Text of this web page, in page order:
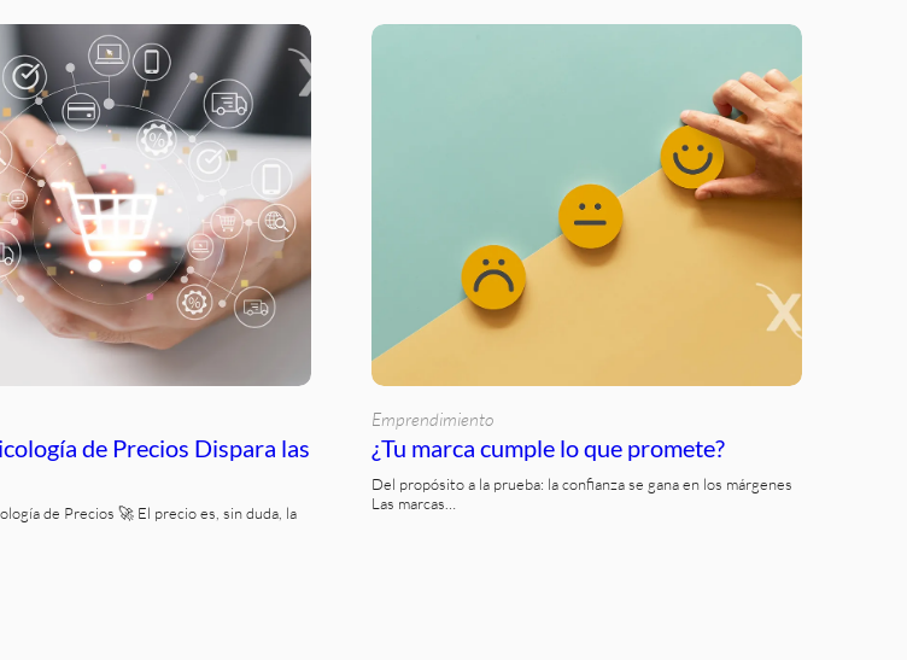
de Precios Dispara las
de Precios 🚀 El precio es, sin duda, la
Emprendimiento
¿Tu marca cumple lo que promete?
Del propósito a la prueba: la confianza se gana en los márgenes
Las marcas…